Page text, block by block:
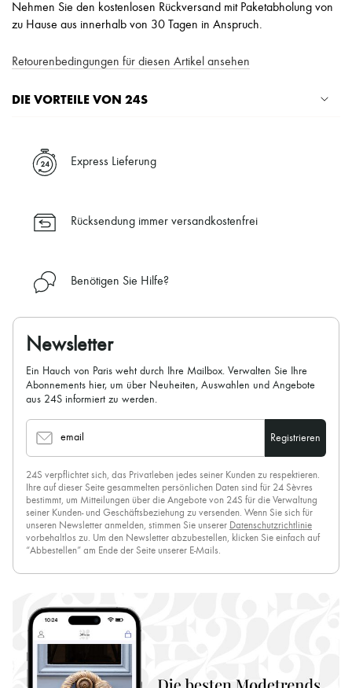
Nehmen Sie den kostenlosen Rückversand mit Paketabholung von
zu Hause aus innerhalb von 30 Tagen in Anspruch.
Retourenbedingungen für diesen Artikel ansehen
DIE VORTEILE VON 24S
✓ Expresslieferung in über 100 Ländern
✓ Kostenlose Retouren
die Uhr (24h/24)
Mehr erfahren über 24S, ein Haus aus der LVMH-Gruppe
Express Lieferung
Rücksendung immer versandkostenfrei
Benötigen Sie Hilfe?
Newsletter
Ein Hauch von Paris weht durch Ihre Mailbox. Verwalten Sie Ihre
Abonnements hier, um über Neuheiten, Auswahlen und Angebote
aus 24S informiert zu werden.
email Registrieren
24S verpflichtet sich, das Privatleben jedes seiner Kunden zu respektieren.
Ihre auf dieser Seite gesammelten persönlichen Daten sind für 24 Sèvres
bestimmt, um Mitteilungen über die Angebote von 24S für die Verwaltung
seiner Kunden- und Geschäftsbeziehung zu versenden. Wenn Sie sich für
unseren Newsletter anmelden, stimmen Sie unserer Datenschutzrichtlinie
vorbehaltlos zu. Um den Newsletter abzubestellen, klicken Sie einfach auf
“Abbestellen” am Ende der Seite unserer E-Mails.